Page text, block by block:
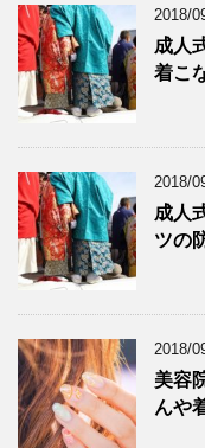
2018/
成人
着こ
2018/
成人
ツの
2018/
美容
んや